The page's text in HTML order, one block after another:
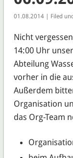
01.08.2014 | Filed
Nicht
14:00 Uhr
Abteilung
vorher in die
Außerdem
Organisation
das Org-Team